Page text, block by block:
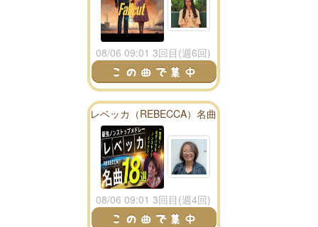
08/06 09:01 3回目(週6回)
レベッカ（REBECCA）名曲
ノンストップメドレー18
選！DMCリメイク版Vol.11
08/06 09:01 3回目(週4回)